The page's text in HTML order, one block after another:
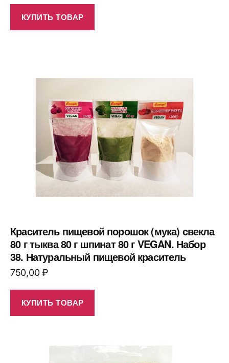
КУПИТЬ ТОВАР
Краситель пищевой порошок (мука) свекла
80 г тыква 80 г шпинат 80 г VEGAN. Набор
38. Натуральный пищевой краситель
750,00₽
КУПИТЬ ТОВАР